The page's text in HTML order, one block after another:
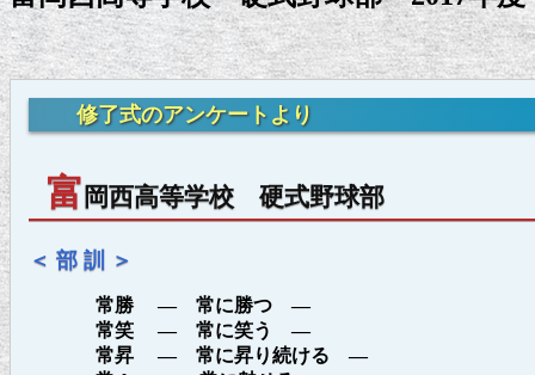
修了式のアンケートより
富 岡西高等学校 硬式野球部
＜ 部 訓 ＞
常勝 ― 常に勝つ ―
常笑 ― 常に笑う ―
常昇 ― 常に昇り続ける ―